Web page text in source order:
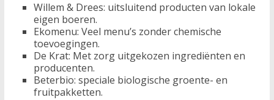
Willem & Drees: uitsluitend producten van lokale
eigen boeren.
Ekomenu: Veel menu’s zonder chemische
toevoegingen.
De Krat: Met zorg uitgekozen ingrediënten en
producenten.
Beterbio: speciale biologische groente- en
fruitpakketten.